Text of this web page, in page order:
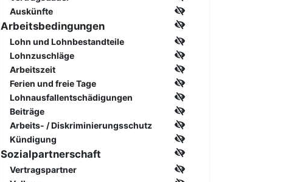
Auskünfte
Arbeitsbedingungen
Lohn und Lohnbestandteile
Lohnzuschläge
Arbeitszeit
Ferien und freie Tage
Lohnausfallentschädigungen
Beiträge
Arbeits- / Diskriminierungsschutz
Kündigung
Sozialpartnerschaft
Vertragspartner